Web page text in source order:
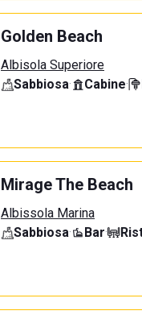
Golden Beach
Albisola Superiore
Sabbiosa· Cabine·
Mirage The Beach
Albissola Marina
Sabbiosa· Bar·